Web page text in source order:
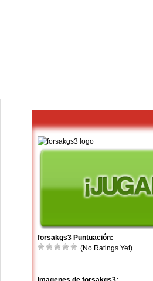
forsakgs3 Puntuación:
(No Ratings Yet)